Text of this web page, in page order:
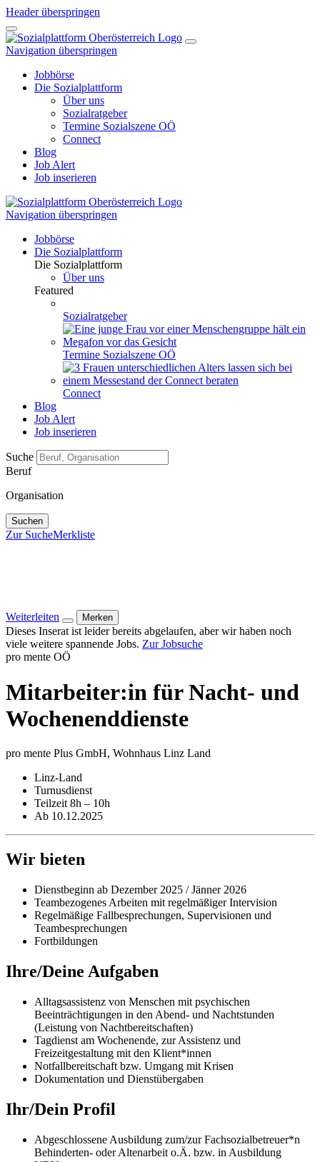
Header überspringen
Navigation überspringen
Jobbörse
Die Sozialplattform
Über uns
Sozialratgeber
Termine Sozialszene OÖ
Connect
Blog
Job Alert
Job inserieren
Navigation überspringen
Jobbörse
Die Sozialplattform
Die Sozialplattform
Über uns
Featured
Sozialratgeber
Termine Sozialszene OÖ
Connect
Blog
Job Alert
Job inserieren
Suche
Beruf
Organisation
Suchen
Zur SucheMerkliste
Weiterleiten Merken
Dieses Inserat ist leider bereits abgelaufen, aber wir haben noch
viele weitere spannende Jobs. Zur Jobsuche
pro mente OÖ
Mitarbeiter:in für Nacht- und
Wochenend­dienste
pro mente Plus GmbH, Wohnhaus Linz Land
Linz-Land
Turnusdienst
Teilzeit 8h – 10h
Ab 10.12.2025
Wir bieten
Dienstbeginn ab Dezember 2025 / Jänner 2026
Teambezogenes Arbeiten mit regelmäßiger Intervision
Regelmäßige Fallbesprechungen, Supervisionen und
Teambesprechungen
Fortbildungen
Ihre/Deine Aufgaben
Alltagsassistenz von Menschen mit psychischen
Beeinträchtigungen in den Abend- und Nachtstunden
(Leistung von Nachtbereitschaften)
Tagdienst am Wochenende, zur Assistenz und
Freizeitgestaltung mit den Klient*innen
Notfallbereitschaft bzw. Umgang mit Krisen
Dokumentation und Dienstübergaben
Ihr/Dein Profil
Abgeschlossene Ausbildung zum/zur Fachsozialbetreuer*n
Behinderten- oder Altenarbeit o.Ä. bzw. in Ausbildung